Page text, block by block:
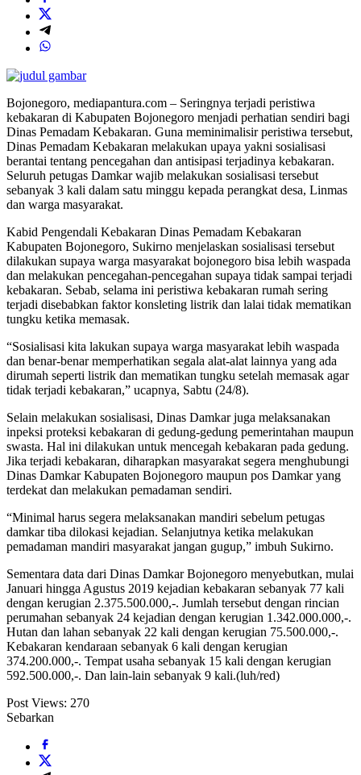
Bojonegoro, mediapantura.com – Seringnya terjadi peristiwa
kebakaran di Kabupaten Bojonegoro menjadi perhatian sendiri bagi
Dinas Pemadam Kebakaran. Guna meminimalisir peristiwa tersebut,
Dinas Pemadam Kebakaran melakukan upaya yakni sosialisasi
berantai tentang pencegahan dan antisipasi terjadinya kebakaran.
Seluruh petugas Damkar wajib melakukan sosialisasi tersebut
sebanyak 3 kali dalam satu minggu kepada perangkat desa, Linmas
dan warga masyarakat.
Kabid Pengendali Kebakaran Dinas Pemadam Kebakaran
Kabupaten Bojonegoro, Sukirno menjelaskan sosialisasi tersebut
dilakukan supaya warga masyarakat bojonegoro bisa lebih waspada
dan melakukan pencegahan-pencegahan supaya tidak sampai terjadi
kebakaran. Sebab, selama ini peristiwa kebakaran rumah sering
terjadi disebabkan faktor konsleting listrik dan lalai tidak mematikan
tungku ketika memasak.
“Sosialisasi kita lakukan supaya warga masyarakat lebih waspada
dan benar-benar memperhatikan segala alat-alat lainnya yang ada
dirumah seperti listrik dan mematikan tungku setelah memasak agar
tidak terjadi kebakaran,” ucapnya, Sabtu (24/8).
Selain melakukan sosialisasi, Dinas Damkar juga melaksanakan
inpeksi proteksi kebakaran di gedung-gedung pemerintahan maupun
swasta. Hal ini dilakukan untuk mencegah kebakaran pada gedung.
Jika terjadi kebakaran, diharapkan masyarakat segera menghubungi
Dinas Damkar Kabupaten Bojonegoro maupun pos Damkar yang
terdekat dan melakukan pemadaman sendiri.
“Minimal harus segera melaksanakan mandiri sebelum petugas
damkar tiba dilokasi kejadian. Selanjutnya ketika melakukan
pemadaman mandiri masyarakat jangan gugup,” imbuh Sukirno.
Sementara data dari Dinas Damkar Bojonegoro menyebutkan, mulai
Januari hingga Agustus 2019 kejadian kebakaran sebanyak 77 kali
dengan kerugian 2.375.500.000,-. Jumlah tersebut dengan rincian
perumahan sebanyak 24 kejadian dengan kerugian 1.342.000.000,-.
Hutan dan lahan sebanyak 22 kali dengan kerugian 75.500.000,-.
Kebakaran kendaraan sebanyak 6 kali dengan kerugian
374.200.000,-. Tempat usaha sebanyak 15 kali dengan kerugian
592.500.000,-. Dan lain-lain sebanyak 9 kali.(luh/red)
Post Views: 270
Sebarkan